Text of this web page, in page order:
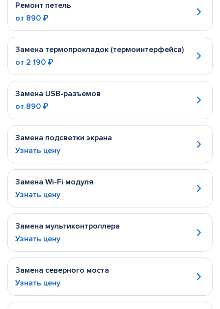
Ремонт петель
от 890 ₽
Замена термопрокладок (термоинтерфейса)
от 2 190 ₽
Замена USB-разъемов
от 890 ₽
Замена подсветки экрана
Узнать цену
Замена Wi-Fi модуля
Узнать цену
Замена мультиконтроллера
Узнать цену
Замена северного моста
Узнать цену